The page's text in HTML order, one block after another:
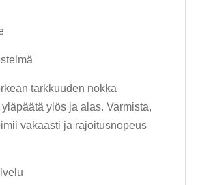
tarkkuuden nokka
ylös ja alas. Varmista,
vakaasti ja rajoitusnopeus